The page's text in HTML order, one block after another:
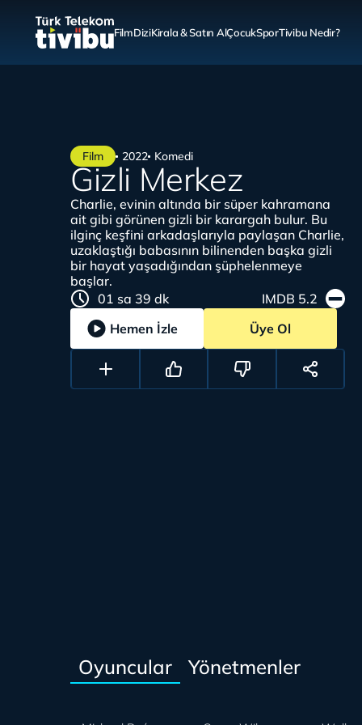
FilmDiziKirala & Satın AlÇocukSporTivibu Nedir?
Film 2022 Komedi
Gizli Merkez
Charlie, evinin altında bir süper kahramana
ait gibi görünen gizli bir karargah bulur. Bu
ilginç keşfini arkadaşlarıyla paylaşan Charlie,
uzaklaştığı babasının bilinenden başka gizli
bir hayat yaşadığından şüphelenmeye
başlar.
01 sa 39 dk
IMDB 5.2
Hemen İzle
Üye Ol
Oyuncular Yönetmenler